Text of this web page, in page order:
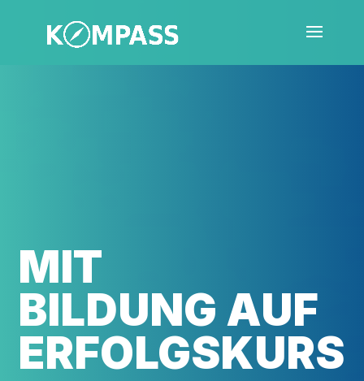
MIT
BIL­DUNG AUF
ERFOLGSKURS